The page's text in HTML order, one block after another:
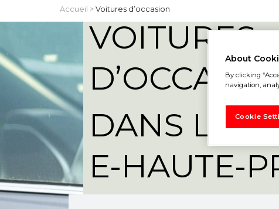
Accueil > Voitures d’occasion
VOITURES
DANS LES
E-HAUTE-
About
By clicking
navigation,
Cookie